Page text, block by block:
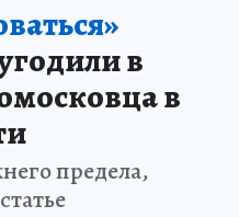
в
в
предела,